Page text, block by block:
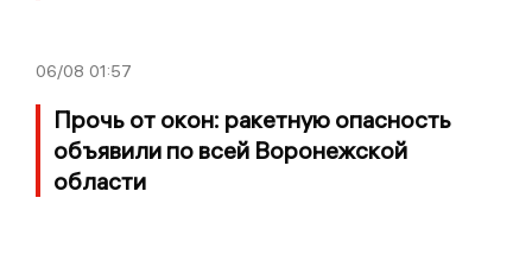
06/08 01:57
Прочь от окон: ракетную опасность
объявили по всей Воронежской
области